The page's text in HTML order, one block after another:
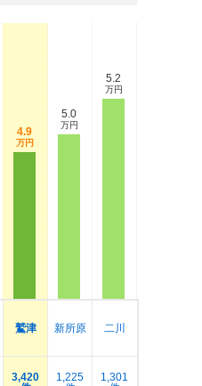
4.9
万円
鷲津
3,420
5.0
万円
新所原
1,225
5.2
万円
二川
1,301